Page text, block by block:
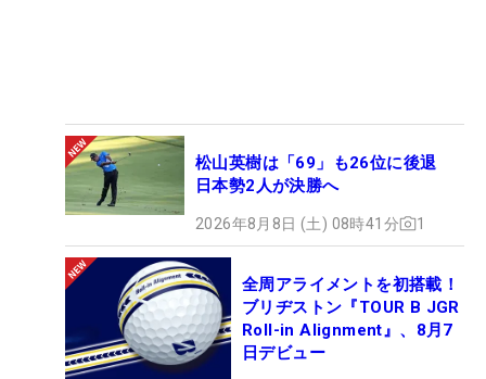
松山英樹は「69」も26位に後退
日本勢2人が決勝へ
2026年8月8日 (土) 08時41分 1
全周アライメントを初搭載！
ブリヂストン『TOUR B JGR
Roll-in Alignment』、8月7
日デビュー